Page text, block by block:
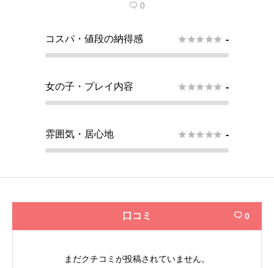
 0
コスパ・値段の納得感  -
女の子・プレイ内容  -
雰囲気・居心地  -
口コミ  0
まだクチコミが投稿されていません。